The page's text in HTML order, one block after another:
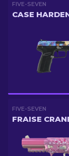
FIVE-SEVEN
CASE
FIVE-SEVEN
FRAISE